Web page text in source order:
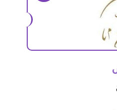
والحصول على نسبة خصم
متنوعة تلبي جميع الاذواق
الاستفادة من كود خصم موقع